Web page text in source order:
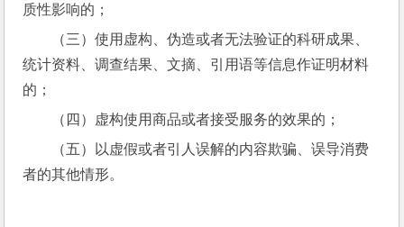
质性影响的；
（三）使用虚构、伪造或者无法验证的科研成果、
统计资料、调查结果、文摘、引用语等信息作证明材料
的；
（四）虚构使用商品或者接受服务的效果的；
（五）以虚假或者引人误解的内容欺骗、误导消费
者的其他情形。